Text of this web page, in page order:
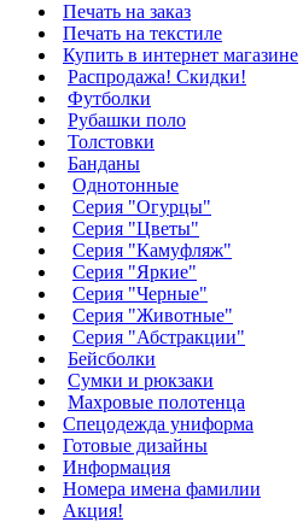
Печать на заказ
Печать на текстиле
Купить в интернет магазине
Распродажа! Скидки!
Футболки
Рубашки поло
Толстовки
Банданы
Однотонные
Серия "Огурцы"
Серия "Цветы"
Серия "Камуфляж"
Серия "Яркие"
Серия "Черные"
Серия "Животные"
Серия "Абстракции"
Бейсболки
Сумки и рюкзаки
Махровые полотенца
Cпецодежда униформа
Готовые дизайны
Информация
Номера имена фамилии
Акция!